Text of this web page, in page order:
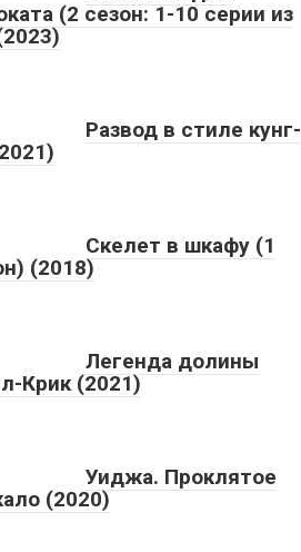
(2 сезон: 1-10 серии из
Развод в стиле кунг-
Скелет в шкафу (1
(2018)
Легенда долины
Крик (2021)
Уиджа. Проклятое
(2020)